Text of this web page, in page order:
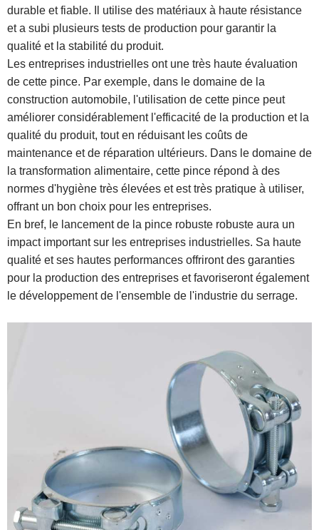
durable et fiable. Il utilise des matériaux à haute résistance
et a subi plusieurs tests de production pour garantir la
qualité et la stabilité du produit.
Les entreprises industrielles ont une très haute évaluation
de cette pince. Par exemple, dans le domaine de la
construction automobile, l'utilisation de cette pince peut
améliorer considérablement l'efficacité de la production et la
qualité du produit, tout en réduisant les coûts de
maintenance et de réparation ultérieurs. Dans le domaine de
la transformation alimentaire, cette pince répond à des
normes d'hygiène très élevées et est très pratique à utiliser,
offrant un bon choix pour les entreprises.
En bref, le lancement de la pince robuste robuste aura un
impact important sur les entreprises industrielles. Sa haute
qualité et ses hautes performances offriront des garanties
pour la production des entreprises et favoriseront également
le développement de l'ensemble de l'industrie du serrage.